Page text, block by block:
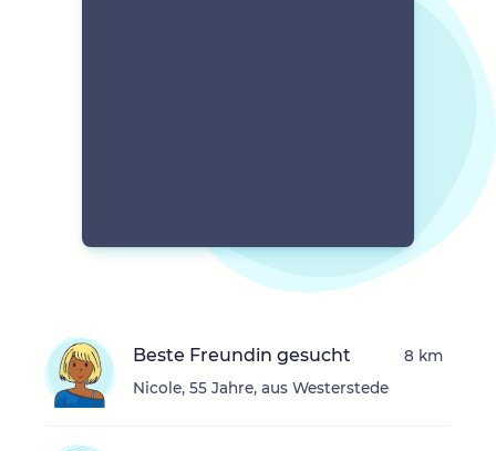
Beste Freundin gesucht
Nicole, 55 Jahre, aus Westerstede
8 km